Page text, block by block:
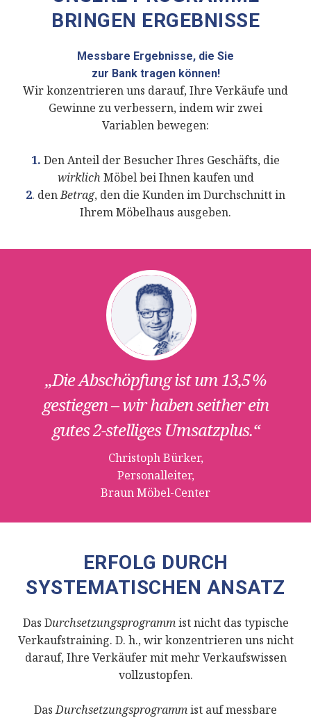
BRINGEN ERGEBNISSE
Messbare Ergebnisse, die Sie
zur Bank tragen können!
Wir konzentrieren uns darauf, Ihre Verkäufe und
Gewinne zu verbessern, indem wir zwei
Variablen bewegen:
1. Den Anteil der Besucher Ihres Geschäfts, die
wirklich Möbel bei Ihnen kaufen und
2. denBetrag, den die Kunden im Durchschnitt in
Ihrem Möbelhaus ausgeben.
„Die Abschöpfung ist um 13,5 %
gestiegen – wir haben seither ein
gutes 2-stelliges Umsatzplus.“
Christoph Bürker,
Personalleiter,
Braun Möbel-Center
ERFOLG DURCH
SYSTEMATISCHEN ANSATZ
Das Durchsetzungsprogrammist nicht das typische
Verkaufstraining. D. h., wir konzentrieren uns nicht
darauf, Ihre Verkäufer mit mehr Verkaufswissen
vollzustopfen.
DasDurchsetzungsprogrammist auf messbare